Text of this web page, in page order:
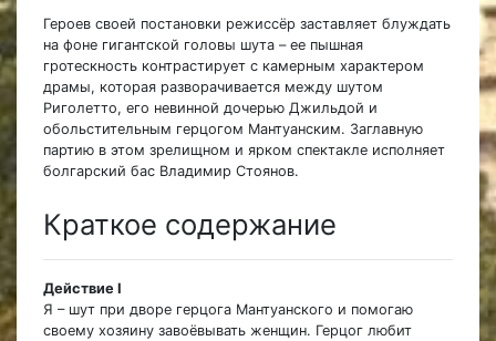
Героев своей постановки режиссёр заставляет блуждать
на фоне гигантской головы шута – ее пышная
гротескность контрастирует с камерным характером
драмы, которая разворачивается между шутом
Риголетто, его невинной дочерью Джильдой и
обольстительным герцогом Мантуанским. Заглавную
партию в этом зрелищном и ярком спектакле исполняет
болгарский бас Владимир Стоянов.
Краткое содержание
Действие I
Я – шут при дворе герцога Мантуанского и помогаю
своему хозяину завоёвывать женщин. Герцог любит